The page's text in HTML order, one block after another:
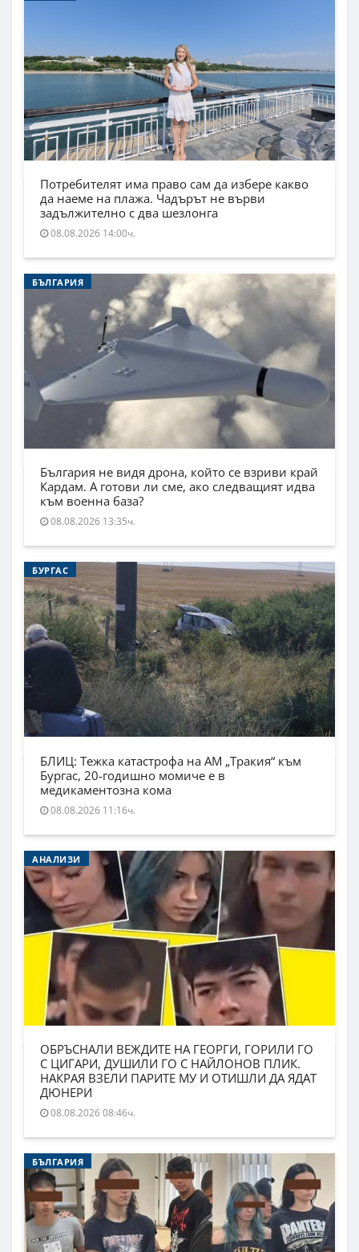
Потребителят има право сам да избере какво
да наеме на плажа. Чадърът не върви
задължително с два шезлонга
08.08.2026 14:00ч.
БЪЛГАРИЯ
България не видя дрона, който се взриви край
Кардам. А готови ли сме, ако следващият идва
към военна база?
08.08.2026 13:35ч.
БУРГАС
БЛИЦ: Тежка катастрофа на АМ „Тракия“ към
Бургас, 20-годишно момиче е в
медикаментозна кома
08.08.2026 11:16ч.
АНАЛИЗИ
ОБРЪСНАЛИ ВЕЖДИТЕ НА ГЕОРГИ, ГОРИЛИ ГО
С ЦИГАРИ, ДУШИЛИ ГО С НАЙЛОНОВ ПЛИК.
НАКРАЯ ВЗЕЛИ ПАРИТЕ МУ И ОТИШЛИ ДА ЯДАТ
ДЮНЕРИ
08.08.2026 08:46ч.
БЪЛГАРИЯ